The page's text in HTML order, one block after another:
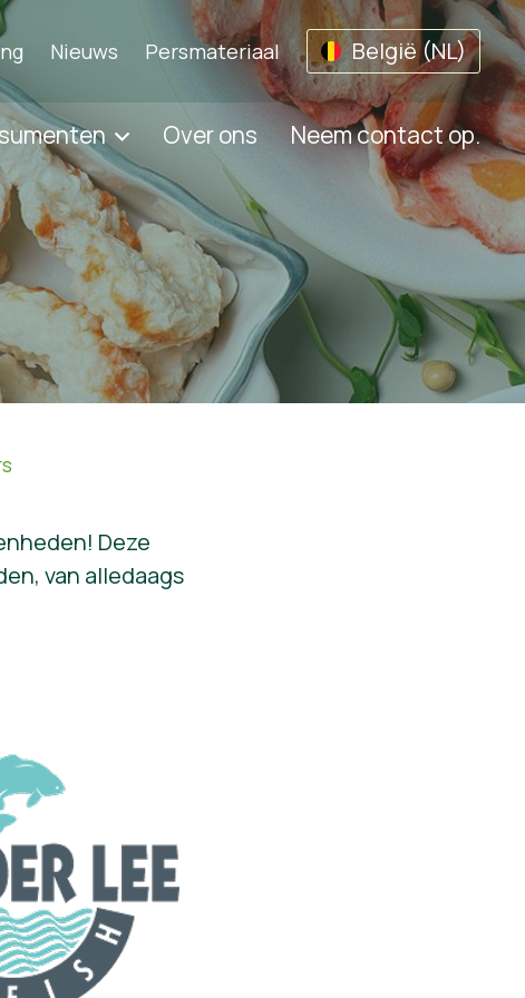
Nieuws Persmateriaal België (NL)
Over ons Neem contact op.
Deze
van alledaags